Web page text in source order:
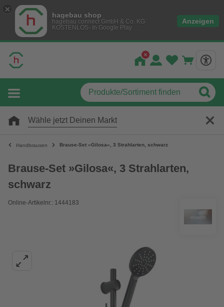
hagebau shop
hagebau connect GmbH & Co. KG
KOSTENLOS- In Google Play
Anzeigen
Wähle jetzt Deinen Markt
Handbrausen Brause-Set »Gilosa«, 3 Strahlarten, schwarz
Brause-Set »Gilosa«, 3 Strahlarten,
schwarz
Online-Artikelnr.: 1444183